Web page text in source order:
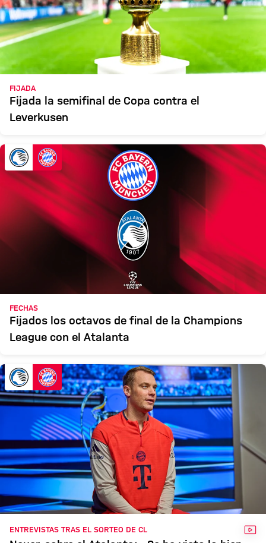
FIJADA
Fijada la semifinal de Copa contra el
Leverkusen
FECHAS
Fijados los octavos de final de la Champions
League con el Atalanta
ENTREVISTAS TRAS EL SORTEO DE CL